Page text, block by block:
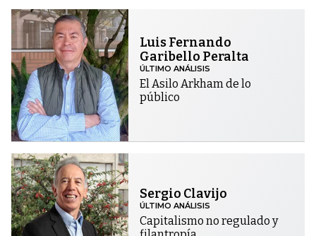
Luis Fernando
Garibello Peralta
ÚLTIMO ANÁLISIS
El Asilo Arkham de lo
público
Sergio Clavijo
ÚLTIMO ANÁLISIS
Capitalismo no regulado y